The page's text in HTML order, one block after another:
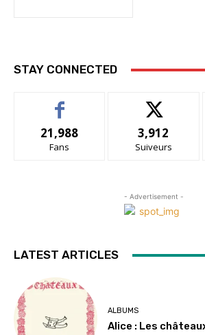
STAY CONNECTED
21,988
Fans
3,912
Suiveurs
- Advertisement -
LATEST ARTICLES
ALBUMS
Alice : Les